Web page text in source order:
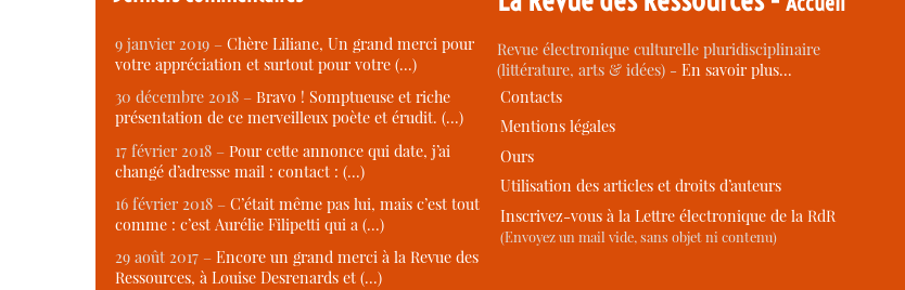
9 janvier 2019 – Chère Liliane, Un grand merci pour
votre appréciation et surtout pour votre (…)
30 décembre 2018 – Bravo ! Somptueuse et riche
présentation de ce merveilleux poète et érudit. (…)
17 février 2018 – Pour cette annonce qui date, j’ai
changé d’adresse mail : contact : (…)
16 février 2018 – C’était même pas lui, mais c’est tout
comme : c’est Aurélie Filipetti qui a (…)
29 août 2017 – Encore un grand merci à la Revue des
Ressources, à Louise Desrenards et (…)
Revue électronique culturelle pluridisciplinaire
(littérature, arts & idées) -En savoir plus…
Contacts
Mentions légales
Ours
Utilisation des articles et droits d’auteurs
Inscrivez-vous à la Lettre électronique de la RdR
(Envoyez un mail vide, sans objet ni contenu)